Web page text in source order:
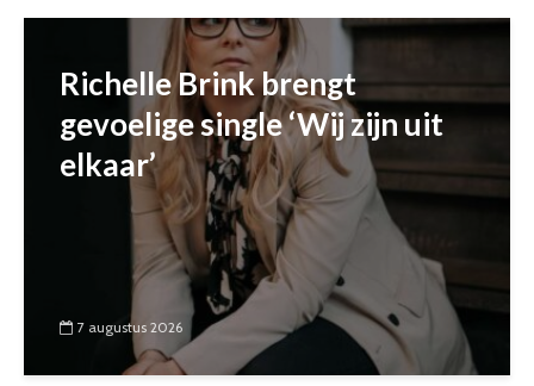
Richelle Brink brengt
gevoelige single ‘Wij zijn uit
elkaar’
7 augustus 2026